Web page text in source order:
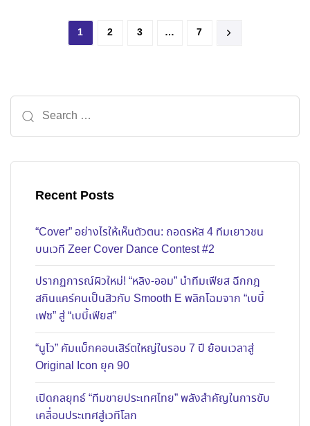
1 2 3 … 7
Recent Posts
“Cover” อย่างไรให้เห็นตัวตน: ถอดรหัส 4 ทีมเยาวชน
บนเวที Zeer Cover Dance Contest #2
ปรากฏการณ์ผิวใหม่! “หลิง-ออม” นำทีมเฟียส ฉีกกฎ
สกินแคร์คนเป็นสิวกับ Smooth E พลิกโฉมจาก “เบบี้
เฟซ” สู่ “เบบี้เฟียส”
“นูโว” คัมแบ็กคอนเสิร์ตใหญ่ในรอบ 7 ปี ย้อนเวลาสู่
Original Icon ยุค 90
เปิดกลยุทธ์ “ทีมขายประเทศไทย” พลังสำคัญในการขับ
เคลื่อนประเทศสู่เวทีโลก